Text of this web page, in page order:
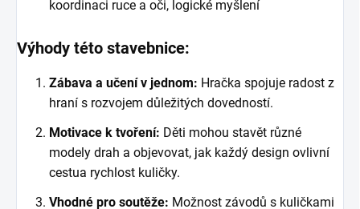
koordinaci ruce a oči, logické myšlení
Výhody této stavebnice:
Zábava a učení v jednom: Hračka spojuje radost z
hraní s rozvojem důležitých dovedností.
Motivace k tvoření: Děti mohou stavět různé
modely drah a objevovat, jak každý design ovlivní
cestua rychlost kuličky.
Vhodné pro soutěže: Možnost závodů s kuličkami